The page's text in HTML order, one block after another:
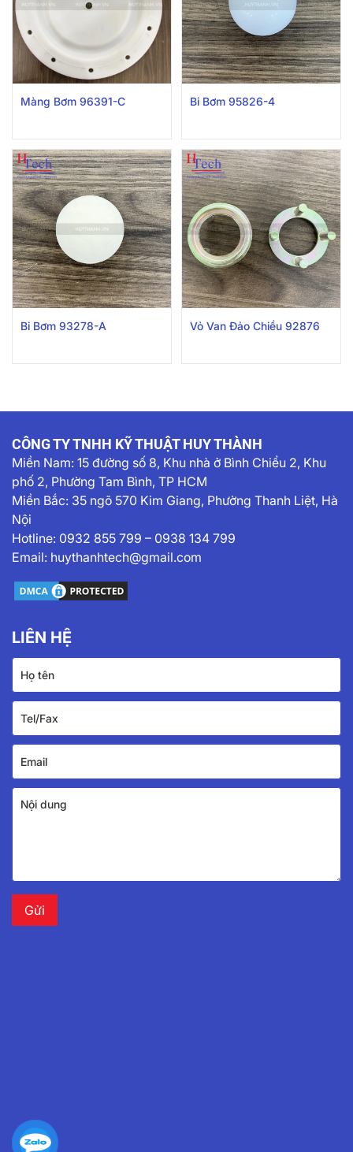
Màng Bơm 96391-C Bi Bơm 95826-4
Bi Bơm 93278-A Vỏ Van Đảo Chiều 92876
CÔNG TY TNHH KỸ THUẬT HUY THÀNH
Miền Nam: 15 đường số 8, Khu nhà ở Bình Chiểu 2, Khu
phố 2, Phường Tam Bình, TP HCM
Miền Bắc: 35 ngõ 570 Kim Giang, Phường Thanh Liệt, Hà
Nội
Hotline: 0932 855 799 – 0938 134 799
Email: huythanhtech@gmail.com
LIÊN HỆ